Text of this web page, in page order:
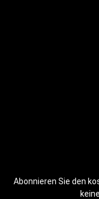
Abonnieren Sie den